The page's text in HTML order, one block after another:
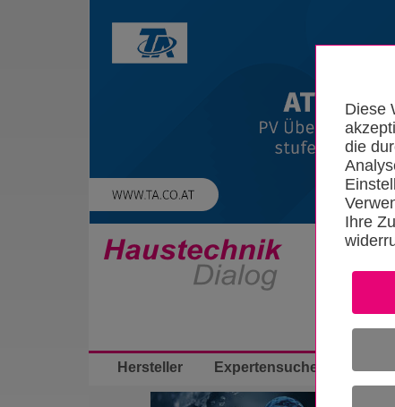
Diese
die
Ihre
Startseite
Hersteller Expertensuche App-